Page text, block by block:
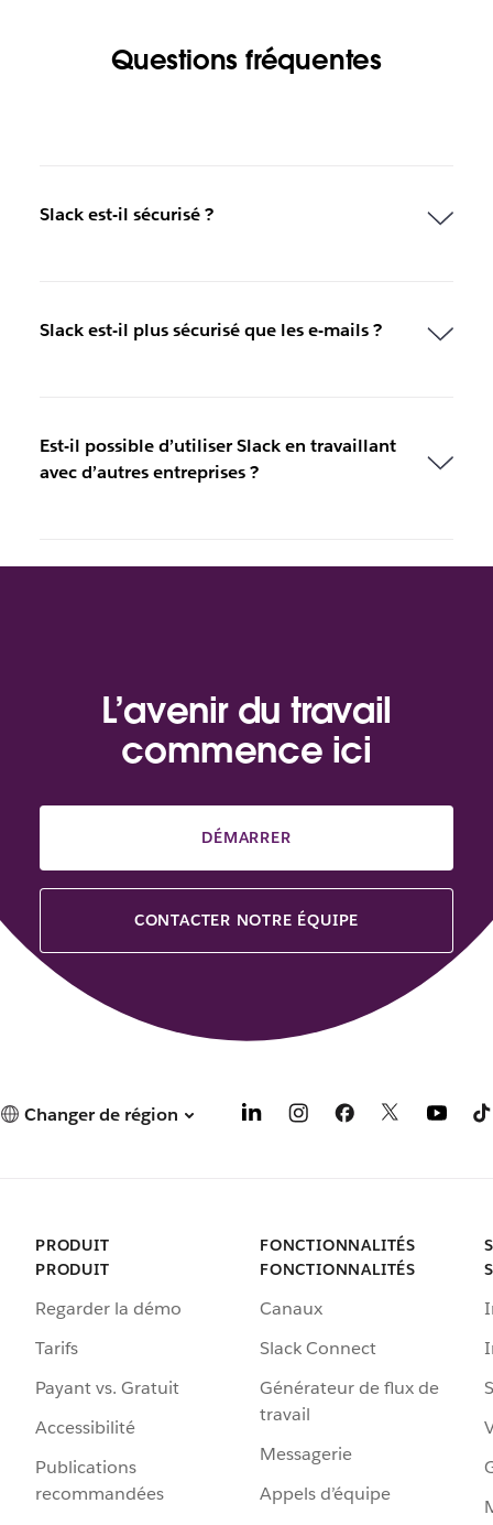
Questions fréquentes
Slack est-il sécurisé ?
Slack est-il plus sécurisé que les e-mails ?
Est-il possible d’utiliser Slack en travaillant
avec d’autres entreprises ?
L’avenir du travail
commence ici
DÉMARRER
CONTACTER NOTRE ÉQUIPE
Changer de région
PRODUIT
PRODUIT
Regarder la démo
Tarifs
Payant vs. Gratuit
Accessibilité
Publications
recommandées
FONCTIONNALITÉS
FONCTIONNALITÉS
Canaux
Slack Connect
Générateur de flux de
travail
Messagerie
Appels d’équipe